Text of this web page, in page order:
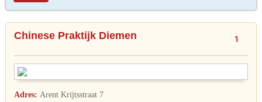
Chinese Praktijk Diemen 1
Adres: Arent Krijtsstraat 7